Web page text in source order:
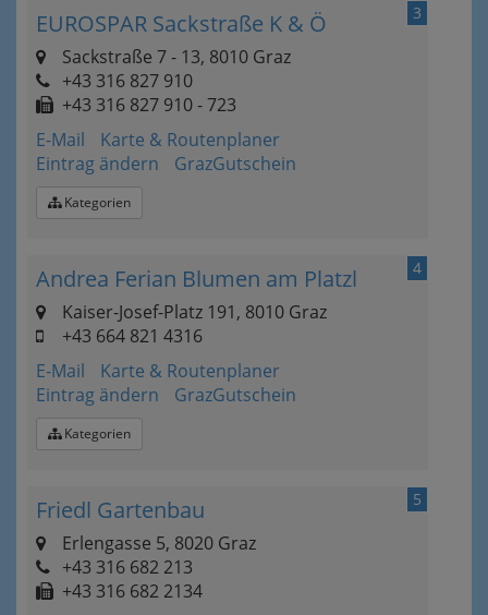
3
EUROSPAR Sackstraße K & Ö
Sackstraße 7 - 13, 8010 Graz
+43 316 827 910
+43 316 827 910 - 723
E-Mail
Karte & Routenplaner
Eintrag ändern
GrazGutschein
Kategorien
4
Andrea Ferian Blumen am Platzl
Kaiser-Josef-Platz 191, 8010 Graz
+43 664 821 4316
E-Mail
Karte & Routenplaner
Eintrag ändern
GrazGutschein
Kategorien
5
Friedl Gartenbau
Erlengasse 5, 8020 Graz
+43 316 682 213
+43 316 682 2134